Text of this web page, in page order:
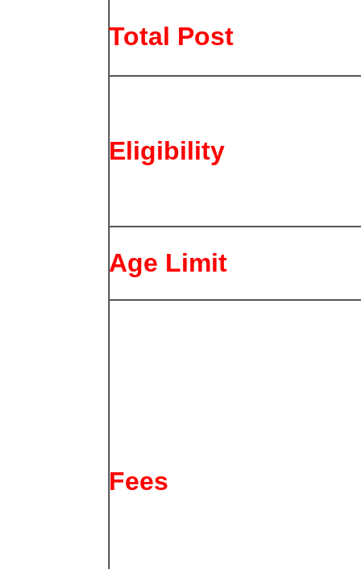
Total Post
Eligibility
Age Limit
Fees